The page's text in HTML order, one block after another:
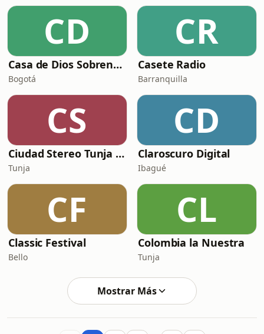
CD
Casa de Dios Sobrenatural
Bogotá
CR
Casete Radio
Barranquilla
CS
Ciudad Stereo Tunja 94.7 FM
Tunja
CD
Claroscuro Digital
Ibagué
CF
Classic Festival
Bello
CL
Colombia la Nuestra
Tunja
Mostrar Más